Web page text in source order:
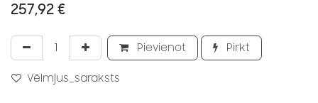
257,92 €
Pievienot Pirkt
Vēlmjus_saraksts